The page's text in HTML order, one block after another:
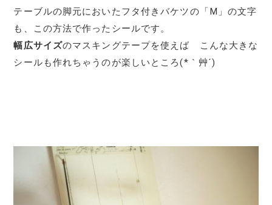
テーブルの脚元においたフタ付きバケツの「M」の文字
も、この方法で作ったシールです。
幅広サイズのマスキングテープを使えば こんな大きな
シールも作れちゃうのが楽しいところ(*｀艸´)